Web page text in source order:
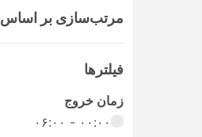
مرتب‌سازی بر اساس
فیلتر‌ها
زمان خروج
۰۰:۰۰ - ۰۶:۰۰